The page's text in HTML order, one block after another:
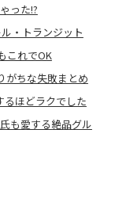
った!?
・トランジット
これでOK
がちな失敗まとめ
るほどラクでした
も愛する絶品グル